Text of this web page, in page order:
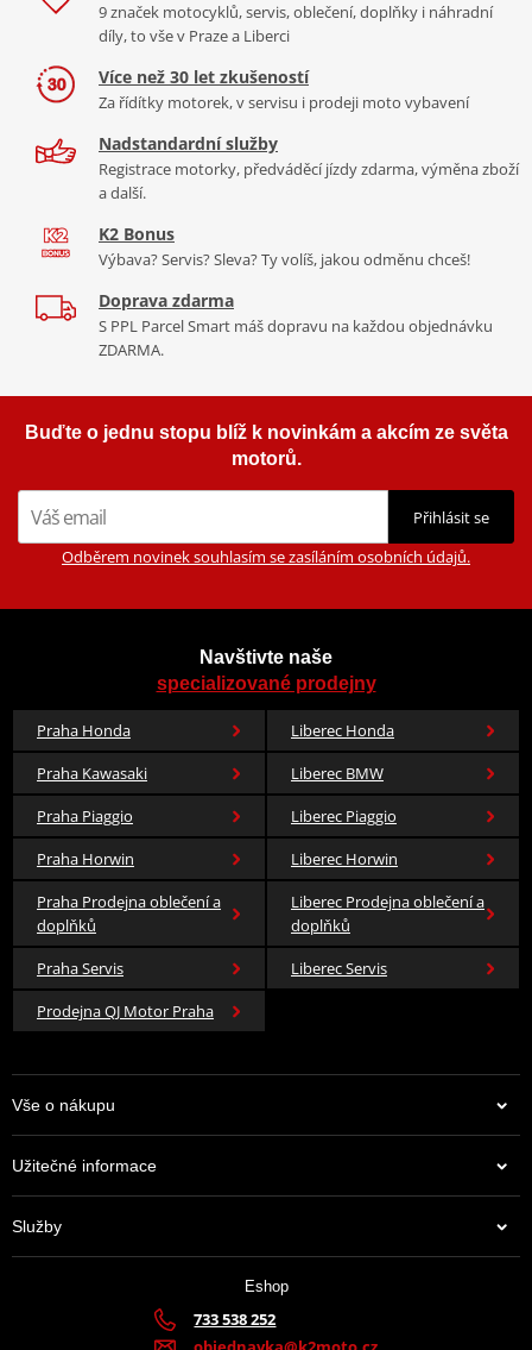
9 značek motocyklů, servis, oblečení, doplňky i náhradní
díly, to vše v Praze a Liberci
Více než 30 let zkušeností
Za řídítky motorek, v servisu i prodeji moto vybavení
Nadstandardní služby
Registrace motorky, předváděcí jízdy zdarma, výměna zboží
a další.
K2 Bonus
Výbava? Servis? Sleva? Ty volíš, jakou odměnu chceš!
Doprava zdarma
S PPL Parcel Smart máš dopravu na každou objednávku
ZDARMA.
Buďte o jednu stopu blíž k novinkám a akcím ze světa
motorů.
Přihlásit se
Odběrem novinek souhlasím se zasíláním osobních údajů.
Navštivte naše
specializované prodejny
Praha Honda
Liberec Honda
Praha Kawasaki
Liberec BMW
Praha Piaggio
Liberec Piaggio
Praha Horwin
Liberec Horwin
Praha Prodejna oblečení a
doplňků
Liberec Prodejna oblečení a
doplňků
Praha Servis
Liberec Servis
Prodejna QJ Motor Praha
Vše o nákupu
Užitečné informace
Služby
Eshop
733 538 252